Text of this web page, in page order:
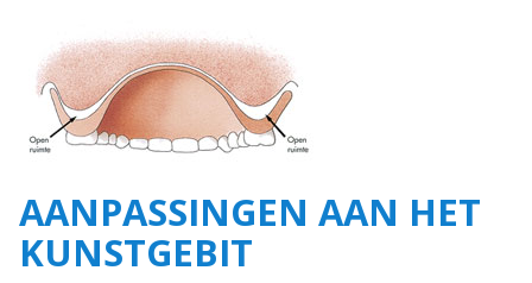
AANPASSINGEN AAN HET
KUNSTGEBIT